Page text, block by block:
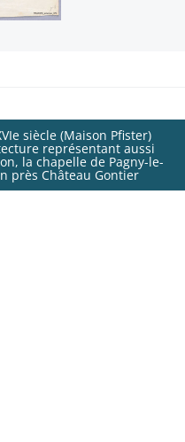
siècle (Maison Pfister)
représentant aussi
la chapelle de Pagny-le-
près Château Gontier